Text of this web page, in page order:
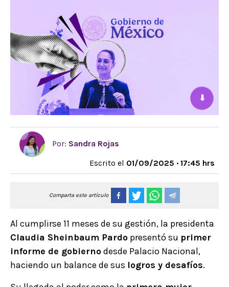
⬇
Por: Sandra Rojas
Escrito el 01/09/2025 · 17:45 hrs
Comparta este artículo
Al cumplirse 11 meses de su gestión, la presidenta
Claudia Sheinbaum Pardo presentó su primer
informe de gobiernodesde Palacio Nacional,
haciendo un balance de sus logros y desafíos.